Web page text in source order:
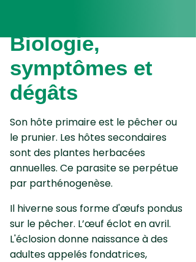
Biologie,
symptômes et
dégâts
Son hôte primaire est le pêcher ou
le prunier. Les hôtes secondaires
sont des plantes herbacées
annuelles. Ce parasite se perpétue
par parthénogenèse.
Il hiverne sous forme d'œufs pondus
sur le pêcher. L’œuf éclot en avril.
L'éclosion donne naissance à des
adultes appelés fondatrices,